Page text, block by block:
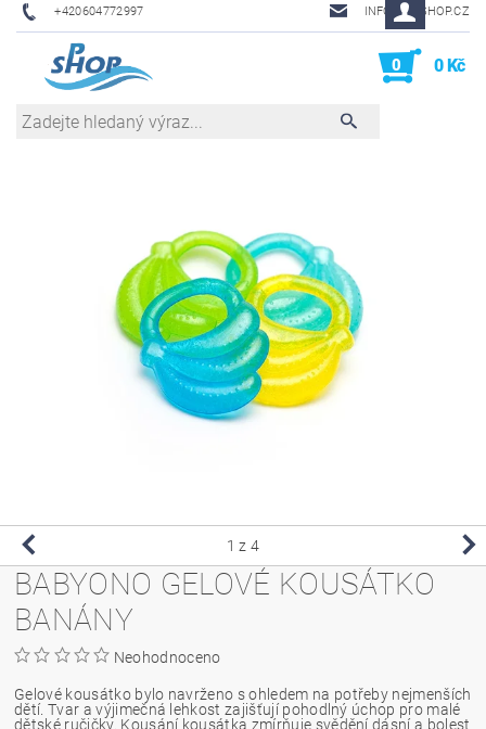
+420604772997 INFO@PHSHOP.CZ
0 0 Kč
1 z 4
BABYONO GELOVÉ KOUSÁTKO
BANÁNY
Neohodnoceno
Gelové kousátko bylo navrženo s ohledem na potřeby nejmenších
dětí. Tvar a výjimečná lehkost zajišťují pohodlný úchop pro malé
dětské ručičky. Kousání kousátka zmírňuje svědění dásní a bolest